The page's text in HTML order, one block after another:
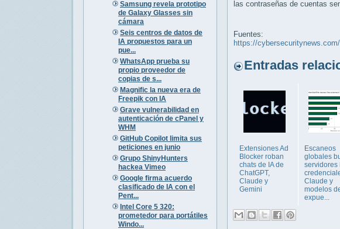
Samsung revela prototipo
de Galaxy Glasses sin
cámara
Seis centros de datos de
IA propuestos para un
pue...
WhatsApp prueba su
propio proveedor de
copias de s...
Magnific la nueva era de
Freepik con IA
Grave vulnerabilidad en
autenticación de cPanel y
WHM
GitHub Copilot limita sus
peticiones en junio
Grupo ShinyHunters
hackea Vimeo
Google firma acuerdo
clasificado de IA con el
Pent...
Intel Core 5 320:
prometedor para portátiles
Windo...
las contraseñas de cuentas
Fuentes:
https://
Entradas
Extensiones Ad
Blocker roban
chats de IA de
ChatGPT,
Claude y
Gemini
Escaneos
globales
servidores
Claude y
modelos
expue...